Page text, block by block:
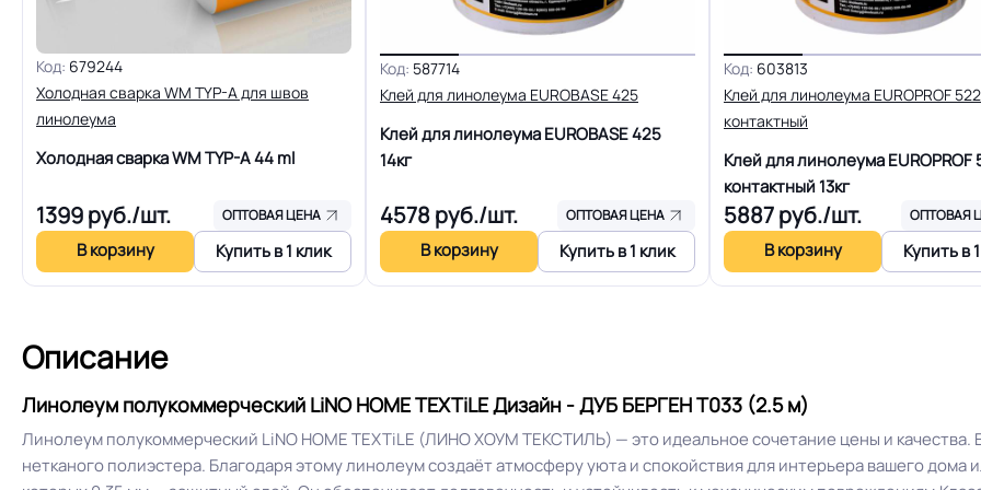
размеров
Коэффициент противоскольжения Вес 1 м.кв.
Срок службы 15 лет Длина рулон.
Форма поставки и мин.
Полы с подогревом (max +27C) Разрешено Система стыковки швов
Система примыкания к стенам
Производственная площадка или
завод
Россия
Безопасность материала
ISO
Код: 679244
Холодная сварка WM TYP-A для швов
линолеума
Холодная сварка WM TYP-A44 ml
1399руб./шт. ОПТОВАЯ ЦЕНА
В корзину Купить в 1 клик
Код: 587714
Клей для линолеума EUROBASE 425
Клей для линолеума EUROBASE 425
14кг
4578руб./шт. ОПТОВАЯ ЦЕНА
В корзину Купить в 1 клик
Код: 603813
Клей для линолеума EUROPROF 522
контактный
Клей для линолеума EUROPROF
контактный13кг
5887руб./шт. ОПТОВАЯ
В корзину Купить в
Описание
Линолеум полукоммерческий LiNO HOME TEXTiLE Дизайн - ДУБ БЕРГЕН T033 (2.5 м)
Линолеум полукоммерческий LiNO HOME TEXTiLE (ЛИНО ХОУМ ТЕКСТИЛЬ) — это идеальное сочетание цены и качества.
нетканого полиэстера. Благодаря этому линолеум создаёт атмосферу уюта и спокойствия для интерьера вашего